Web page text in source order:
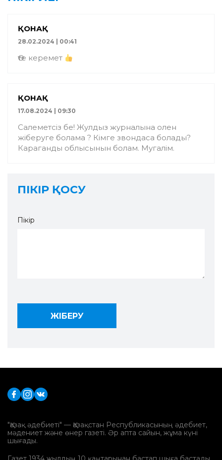
ҚОНАҚ
28.02.2024 | 00:41
Өте керемет
ҚОНАҚ
17.08.2024 | 09:30
Салеметсiз бе! Жулдыз журналына олен
жiберуге болама ? Кiмге звондаса болады?
Караганды облысынын болам. Мугалiм.
ПІКІР ҚОСУ
Пікір
"Қазақ әдебиеті" — Қазақстан Республикасының әдебиет,
мәдениет және өнер газеті. Әр апта сайын, жұма күні
шығады.